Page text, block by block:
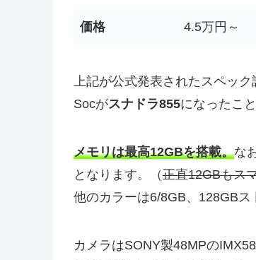
価格 4.5万円～
上記が公式発表されたスペック
Socがスナドラ855になったこ
メモリは最高12GBを搭載。な
となります。（正直12GBもス
他のカラーは6/8GB、128GBス
カメラはSONY製48MPの